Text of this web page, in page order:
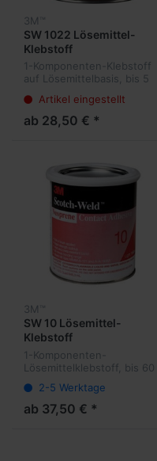
3M™
SW 1022 Lösemittel-
Klebstoff
1-Komponenten-Klebstoff
auf Lösemittelbasis, bis 5
Klebespanne, Öl-,
Treibstoff- und
weichmacherbeständig.
Artikel eingestellt
ab 28,50 € *
3M™
SW 10 Lösemittel-
Klebstoff
1-Komponenten-
Lösemittelklebstoff, bis 60
Klebespanne, Lösemittel-
und Hitzeaktivierbar. Kleben
von Dekor- und
2-5 Werktage
ab 37,50 € *